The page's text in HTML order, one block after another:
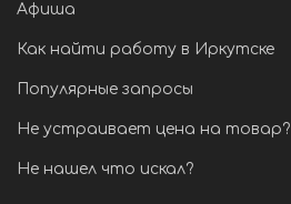
Афиша
Как найти работу в Иркутске
Популярные запросы
Не устраивает цена на товар?
Не нашел что искал?